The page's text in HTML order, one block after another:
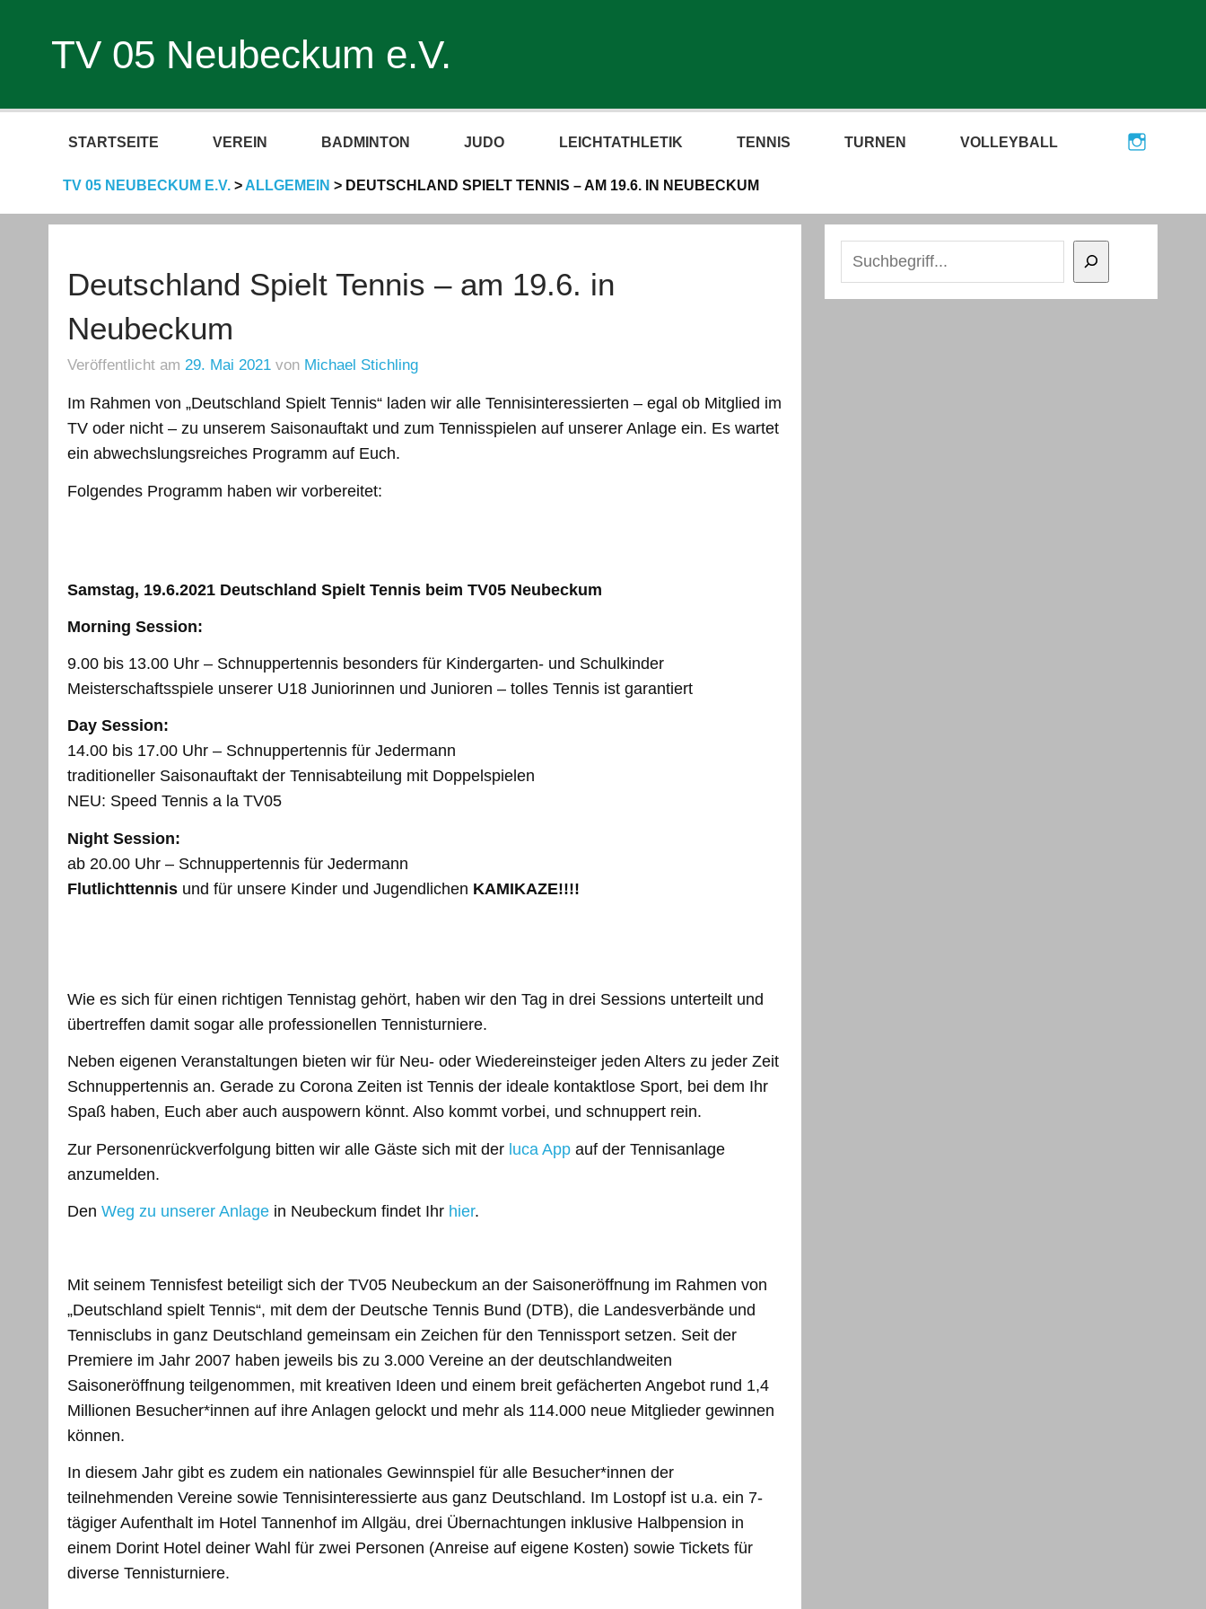
TV 05 Neubeckum e.V.
STARTSEITE VEREIN BADMINTON JUDO LEICHTATHLETIK TENNIS TURNEN VOLLEYBALL
TV 05 NEUBECKUM E.V.> ALLGEMEIN > DEUTSCHLAND SPIELT TENNIS – AM 19.6. IN NEUBECKUM
Deutschland Spielt Tennis – am 19.6. in
Neubeckum
Veröffentlicht am 29. Mai 2021von Michael Stichling
Im Rahmen von „Deutschland Spielt Tennis“ laden wir alle Tennisinteressierten – egal ob Mitglied im
TV oder nicht – zu unserem Saisonauftakt und zum Tennisspielen auf unserer Anlage ein. Es wartet
ein abwechslungsreiches Programm auf Euch.
Folgendes Programm haben wir vorbereitet:
Samstag, 19.6.2021 Deutschland Spielt Tennis beim TV05 Neubeckum
Morning Session:
9.00 bis 13.00 Uhr – Schnuppertennis besonders für Kindergarten- und Schulkinder
Meisterschaftsspiele unserer U18 Juniorinnen und Junioren – tolles Tennis ist garantiert
Day Session:
14.00 bis 17.00 Uhr – Schnuppertennis für Jedermann
traditioneller Saisonauftakt der Tennisabteilung mit Doppelspielen
NEU: Speed Tennis a la TV05
Night Session:
ab 20.00 Uhr – Schnuppertennis für Jedermann
Flutlichttennisund für unsere Kinder und Jugendlichen KAMIKAZE!!!!
Wie es sich für einen richtigen Tennistag gehört, haben wir den Tag in drei Sessions unterteilt und
übertreffen damit sogar alle professionellen Tennisturniere.
Neben eigenen Veranstaltungen bieten wir für Neu- oder Wiedereinsteiger jeden Alters zu jeder Zeit
Schnuppertennis an. Gerade zu Corona Zeiten ist Tennis der ideale kontaktlose Sport, bei dem Ihr
Spaß haben, Euch aber auch auspowern könnt. Also kommt vorbei, und schnuppert rein.
Zur Personenrückverfolgung bitten wir alle Gäste sich mit der luca Appauf der Tennisanlage
anzumelden.
Den Weg zu unserer Anlagein Neubeckum findet Ihr hier.
Mit seinem Tennisfest beteiligt sich der TV05 Neubeckum an der Saisoneröffnung im Rahmen von
„Deutschland spielt Tennis“, mit dem der Deutsche Tennis Bund (DTB), die Landesverbände und
Tennisclubs in ganz Deutschland gemeinsam ein Zeichen für den Tennissport setzen. Seit der
Premiere im Jahr 2007 haben jeweils bis zu 3.000 Vereine an der deutschlandweiten
Saisoneröffnung teilgenommen, mit kreativen Ideen und einem breit gefächerten Angebot rund 1,4
Millionen Besucher*innen auf ihre Anlagen gelockt und mehr als 114.000 neue Mitglieder gewinnen
können.
In diesem Jahr gibt es zudem ein nationales Gewinnspiel für alle Besucher*innen der
teilnehmenden Vereine sowie Tennisinteressierte aus ganz Deutschland. Im Lostopf ist u.a. ein 7-
tägiger Aufenthalt im Hotel Tannenhof im Allgäu, drei Übernachtungen inklusive Halbpension in
einem Dorint Hotel deiner Wahl für zwei Personen (Anreise auf eigene Kosten) sowie Tickets für
diverse Tennisturniere.
Suchen